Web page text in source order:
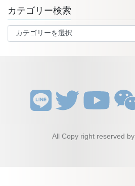
カテゴリー検索
テ
All Copy right reserved by